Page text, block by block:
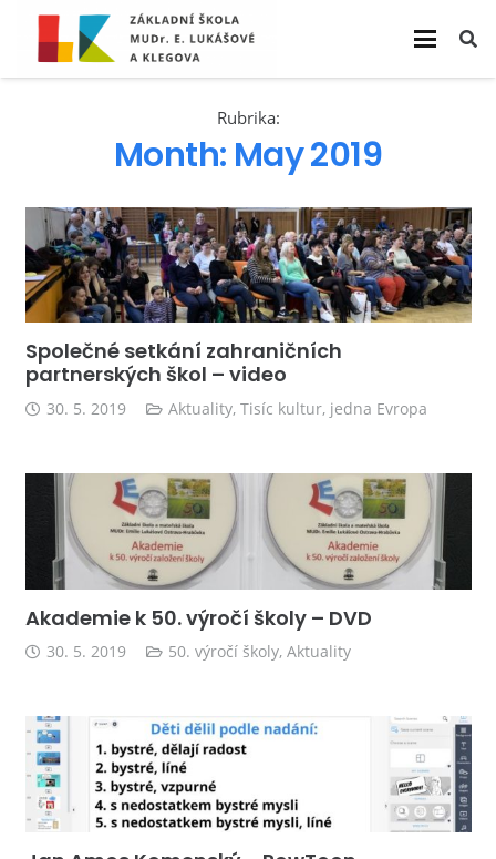
Rubrika:
Month: May 2019
Společné setkání zahraničních
partnerských škol – video
30. 5. 2019 Aktuality,Tisíc kultur, jedna Evropa
Akademie k 50. výročí školy – DVD
30. 5. 2019 50. výročí školy,Aktuality